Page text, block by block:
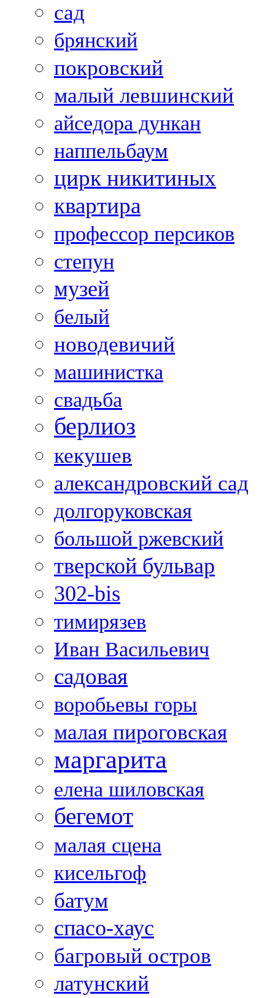
сад
брянский
покровский
малый левшинский
айседора дункан
наппельбаум
цирк никитиных
квартира
профессор персиков
степун
музей
белый
новодевичий
машинистка
свадьба
берлиоз
кекушев
александровский сад
долгоруковская
большой ржевский
тверской бульвар
302-bis
тимирязев
Иван Васильевич
садовая
воробьевы горы
малая пироговская
маргарита
елена шиловская
бегемот
малая сцена
кисельгоф
батум
спасо-хаус
багровый остров
латунский